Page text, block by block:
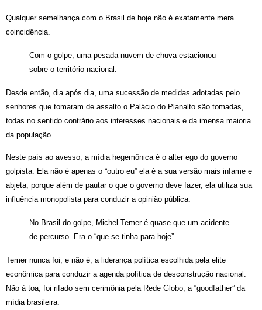
Qualquer semelhança com o Brasil de hoje não é exatamente mera
coincidência.
Com o golpe, uma pesada nuvem de chuva estacionou
sobre o território nacional.
Desde então, dia após dia, uma sucessão de medidas adotadas pelo
senhores que tomaram de assalto o Palácio do Planalto são tomadas,
todas no sentido contrário aos interesses nacionais e da imensa maioria
da população.
Neste país ao avesso, a mídia hegemônica é o alter ego do governo
golpista. Ela não é apenas o “outro eu” ela é a sua versão mais infame e
abjeta, porque além de pautar o que o governo deve fazer, ela utiliza sua
influência monopolista para conduzir a opinião pública.
No Brasil do golpe, Michel Temer é quase que um acidente
de percurso. Era o “que se tinha para hoje”.
Temer nunca foi, e não é, a liderança política escolhida pela elite
econômica para conduzir a agenda política de desconstrução nacional.
Não à toa, foi rifado sem cerimônia pela Rede Globo, a “goodfather” da
mídia brasileira.